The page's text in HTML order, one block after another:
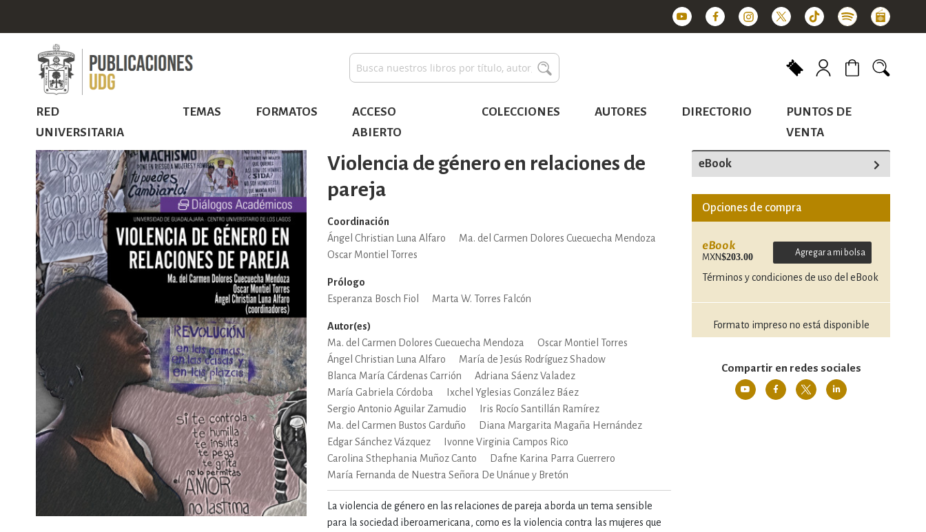
Buscar
RED
UNIVERSITARIA
TEMAS FORMATOS
ACCESO
ABIERTO
COLECCIONES AUTORES DIRECTORIO
PUNTOS DE
VENTA
Violencia de género en relaciones de
pareja
Coordinación
Ángel Christian Luna Alfaro
Ma. del Carmen Dolores Cuecuecha Mendoza
Oscar Montiel Torres
Prólogo
Esperanza Bosch Fiol
Marta W. Torres Falcón
Autor(es)
Ma. del Carmen Dolores Cuecuecha Mendoza
Oscar Montiel Torres
Ángel Christian Luna Alfaro
María de Jesús Rodríguez Shadow
Blanca María Cárdenas Carrión
Adriana Sáenz Valadez
María Gabriela Córdoba
Ixchel Yglesias González Báez
Sergio Antonio Aguilar Zamudio
Iris Rocío Santillán Ramírez
Ma. del Carmen Bustos Garduño
Diana Margarita Magaña Hernández
Edgar Sánchez Vázquez
Ivonne Virginia Campos Rico
Carolina Sthephania Muñoz Canto
Dafne Karina Parra Guerrero
María Fernanda de Nuestra Señora De Unánue y Bretón
La violencia de género en las relaciones de pareja aborda un tema sensible
para la sociedad iberoamericana, como es la violencia contra las mujeres que
eBook
Opciones de compra
eBook
MXN$203.00 Agregar a mi bolsa
Términos y condiciones de uso del eBook
Formato impreso no está disponible
Compartir en redes sociales